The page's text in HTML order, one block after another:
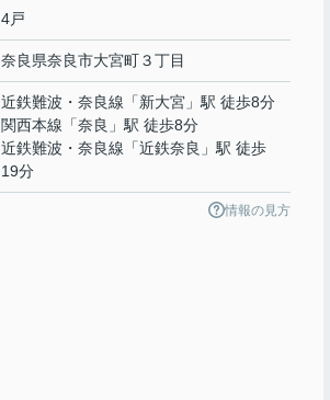
4戸
奈良県奈良市大宮町３丁目
近鉄難波・奈良線 「新大宮 」駅 徒歩8分
関西本線 「奈良 」駅 徒歩8分
近鉄難波・奈良線 「近鉄奈良 」駅 徒歩
19分
情報の見方